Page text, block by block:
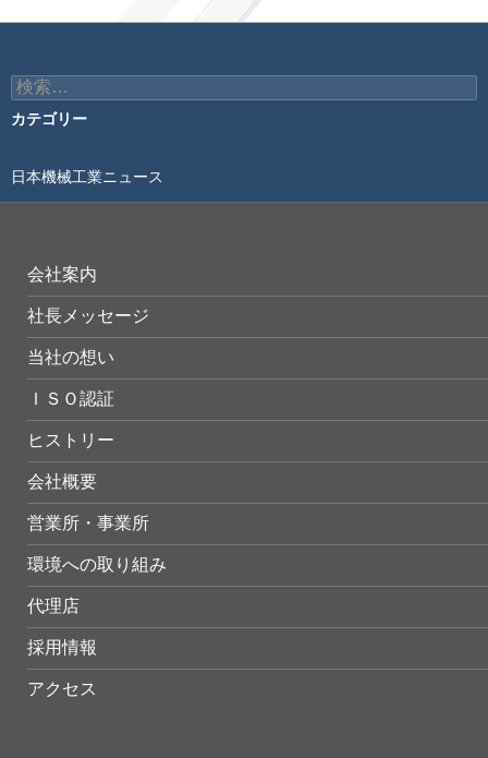
ー
シ
ン
検
索:
カテゴリー
日本機械工業ニュース
会社案内
社長メッセージ
当社の想い
ＩＳＯ認証
ヒストリー
会社概要
営業所・事業所
環境への取り組み
代理店
採用情報
アクセス